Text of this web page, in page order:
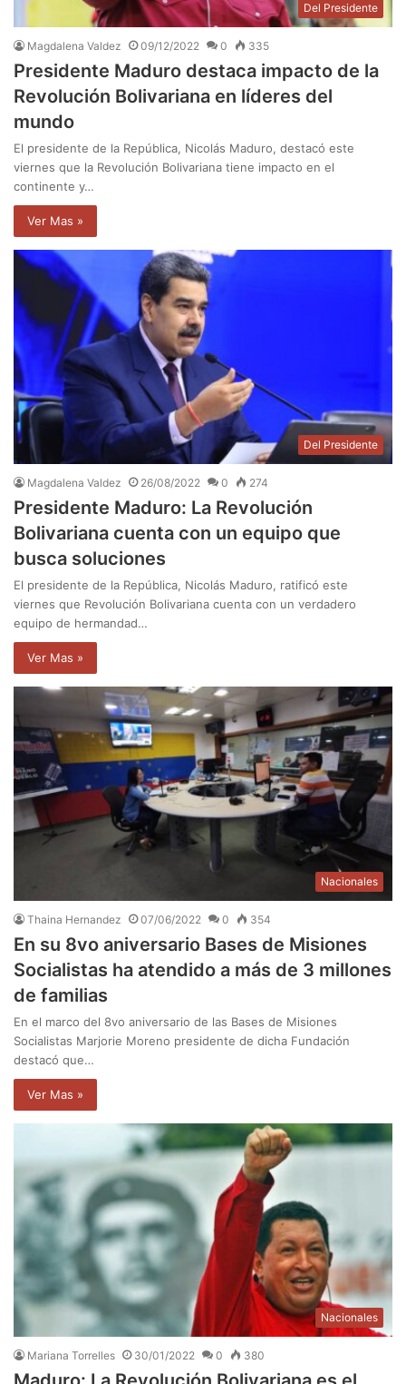
Del Presidente
Magdalena Valdez 09/12/2022 0 335
Presidente Maduro destaca impacto de la
Revolución Bolivariana en líderes del
mundo
El presidente de la República, Nicolás Maduro, destacó este
viernes que la Revolución Bolivariana tiene impacto en el
continente y…
Ver Mas »
Del Presidente
Magdalena Valdez 26/08/2022 0 274
Presidente Maduro: La Revolución
Bolivariana cuenta con un equipo que
busca soluciones
El presidente de la República, Nicolás Maduro, ratificó este
viernes que Revolución Bolivariana cuenta con un verdadero
equipo de hermandad…
Ver Mas »
Nacionales
Thaina Hernandez 07/06/2022 0 354
En su 8vo aniversario Bases de Misiones
Socialistas ha atendido a más de 3 millones
de familias
En el marco del 8vo aniversario de las Bases de Misiones
Socialistas Marjorie Moreno presidente de dicha Fundación
destacó que…
Ver Mas »
Nacionales
Mariana Torrelles 30/01/2022 0 380